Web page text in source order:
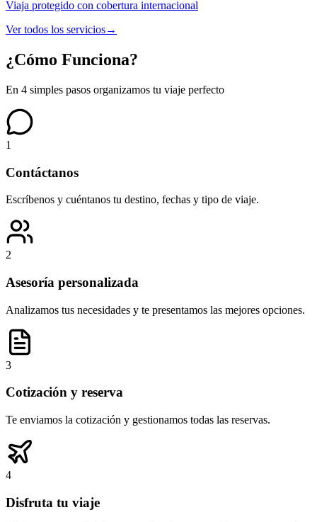
Viaja protegido con cobertura internacional
Ver todos los servicios→
¿Cómo Funciona?
En 4 simples pasos organizamos tu viaje perfecto
1
Contáctanos
Escríbenos y cuéntanos tu destino, fechas y tipo de viaje.
2
Asesoría personalizada
Analizamos tus necesidades y te presentamos las mejores opciones.
3
Cotización y reserva
Te enviamos la cotización y gestionamos todas las reservas.
4
Disfruta tu viaje